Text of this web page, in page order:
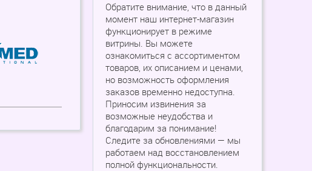
Обратите внимание, что в данный
момент наш интернет-магазин
функционирует в режиме
витрины. Вы можете
ознакомиться с ассортиментом
товаров, их описанием и ценами,
но возможность оформления
заказов временно недоступна.
Приносим извинения за
возможные неудобства и
благодарим за понимание!
Следите за обновлениями — мы
работаем над восстановлением
полной функциональности.